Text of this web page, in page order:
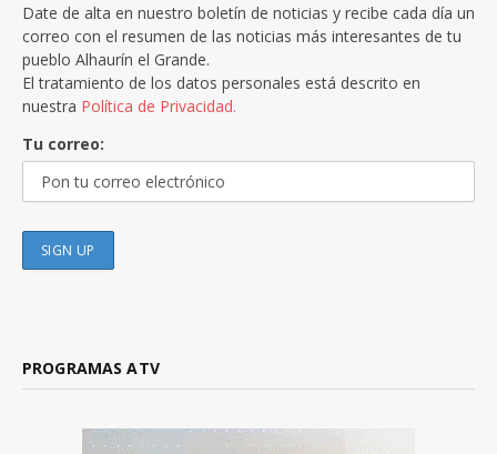
Date de alta en nuestro boletín de noticias y recibe cada día un
correo con el resumen de las noticias más interesantes de tu
pueblo Alhaurín el Grande.
El tratamiento de los datos personales está descrito en
nuestra Política de Privacidad.
Tu correo:
PROGRAMAS ATV